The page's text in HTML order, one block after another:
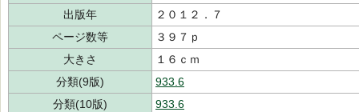
出版年
２０１２．７
ページ数等
３９７ｐ
大きさ
１６ｃｍ
分類(9版)
933.6
分類(10版)
933.6